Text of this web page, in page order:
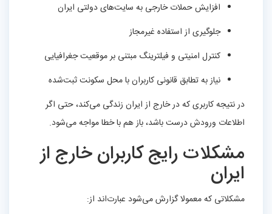
افزایش حملات خارجی به سایت‌های دولتی ایران
جلوگیری از استفاده غیرمجاز
کنترل امنیتی و فیلترینگ مبتنی بر موقعیت جغرافیایی
نیاز به تطابق قانونی کاربران با محل سکونت ثبت‌شده
در نتیجه کاربری که در خارج از ایران زندگی می‌کند، حتی اگر
اطلاعات ورودش درست باشد، باز هم با خطا مواجه می‌شود.
مشکلات رایج کاربران خارج از
ایران
مشکلاتی که معمولا گزارش می‌شود عبارت‌اند از: